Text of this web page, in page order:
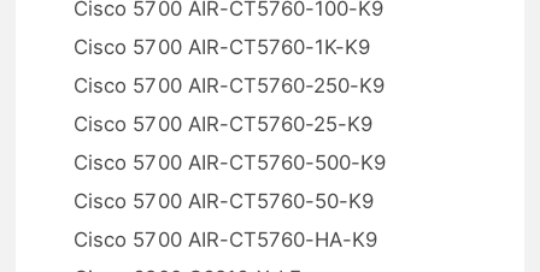
Cisco 5700 AIR-CT5760-100-K9
Cisco 5700 AIR-CT5760-1K-K9
Cisco 5700 AIR-CT5760-250-K9
Cisco 5700 AIR-CT5760-25-K9
Cisco 5700 AIR-CT5760-500-K9
Cisco 5700 AIR-CT5760-50-K9
Cisco 5700 AIR-CT5760-HA-K9